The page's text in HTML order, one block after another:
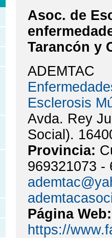
Asoc. de
Tarancón y
ADEMTAC
Esclerosis
Avda. Rey
Social).
Provincia:
969321073 -
Página
https://